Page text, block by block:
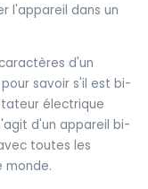
l'appareil dans un
d'un
savoir s'il est bi-
électrique
d'un appareil bi-
toutes les
monde.